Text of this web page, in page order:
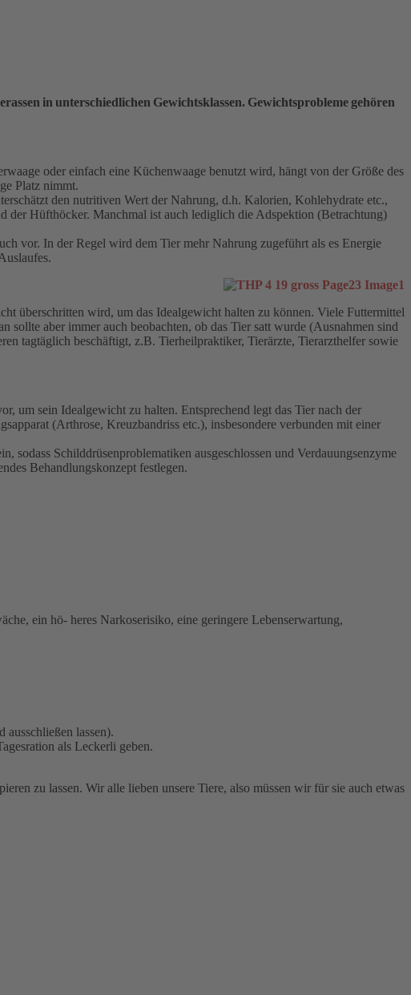
in unterschiedlichen Gewichtsklassen. Gewichtsprobleme gehören
oder einfach eine Küchenwaage benutzt wird, hängt von der Größe des
Platz nimmt.
den nutritiven Wert der Nahrung, d.h. Kalorien, Kohlehydrate etc.,
der Hüfthöcker. Manchmal ist auch lediglich die Adspektion (Betrachtung)
vor. In der Regel wird dem Tier mehr Nahrung zugeführt als es Energie
überschritten wird, um das Idealgewicht halten zu können. Viele Futtermittel
sollte aber immer auch beobachten, ob das Tier satt wurde (Ausnahmen sind
tagtäglich beschäftigt, z.B. Tierheilpraktiker, Tierärzte, Tierarzthelfer sowie
um sein Idealgewicht zu halten. Entsprechend legt das Tier nach der
(Arthrose, Kreuzbandriss etc.), insbesondere verbunden mit einer
Schilddrüsenproblematiken ausgeschlossen und Verdauungsenzyme
Behandlungskonzept festlegen.
ein hö- heres Narkoserisiko, eine geringere Lebenserwartung,
lassen).
als Leckerli geben.
zu lassen. Wir alle lieben unsere Tiere, also müssen wir für sie auch etwas